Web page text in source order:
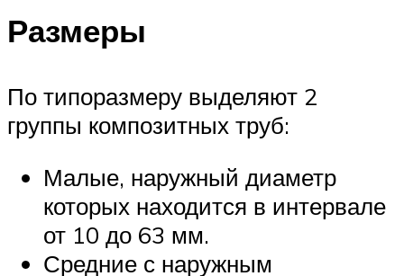
Размеры
По типоразмеру выделяют 2
группы композитных труб:
Малые, наружный диаметр
которых находится в интервале
от 10 до 63 мм.
Средние с наружным